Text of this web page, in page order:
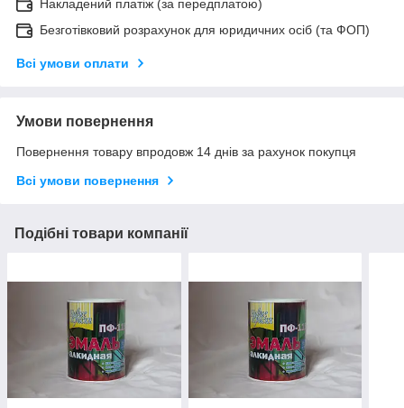
Накладений платіж (за передплатою)
Безготівковий розрахунок для юридичних осіб (та ФОП)
Всі умови оплати
Умови повернення
Повернення товару впродовж 14 днів за рахунок покупця
Всі умови повернення
Подібні товари компанії